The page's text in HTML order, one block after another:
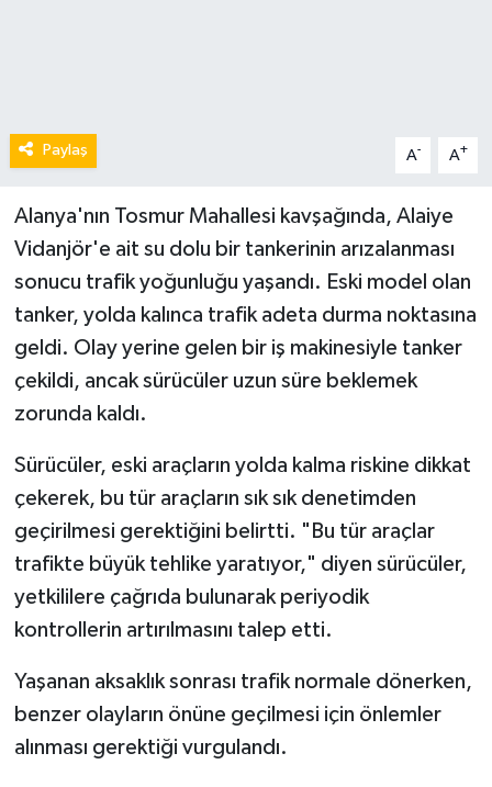
Paylaş A- A+
Alanya'nın Tosmur Mahallesi kavşağında, Alaiye
Vidanjör'e ait su dolu bir tankerinin arızalanması
sonucu trafik yoğunluğu yaşandı. Eski model olan
tanker, yolda kalınca trafik adeta durma noktasına
geldi. Olay yerine gelen bir iş makinesiyle tanker
çekildi, ancak sürücüler uzun süre beklemek
zorunda kaldı.
Sürücüler, eski araçların yolda kalma riskine dikkat
çekerek, bu tür araçların sık sık denetimden
geçirilmesi gerektiğini belirtti. "Bu tür araçlar
trafikte büyük tehlike yaratıyor," diyen sürücüler,
yetkililere çağrıda bulunarak periyodik
kontrollerin artırılmasını talep etti.
Yaşanan aksaklık sonrası trafik normale dönerken,
benzer olayların önüne geçilmesi için önlemler
alınması gerektiği vurgulandı.